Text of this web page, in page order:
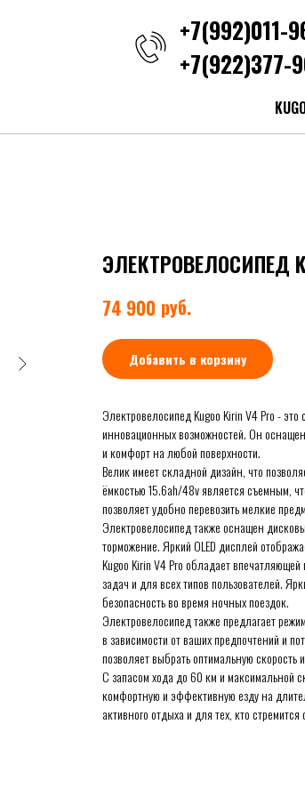
+7(992)011-
+7(922)377-
ЭЛЕКТРОВЕЛОСИПЕД
74 900 руб.
Добавить в корзину
Электровелосипед Kugoo Kirin V4 Pro -
инновационных возможностей. Он
и комфорт на любой поверхности.
Велик имеет складной дизайн, что
ёмкостью 15.6ah/48v является съемным,
позволяет удобно перевозить мелкие
Электровелосипед также оснащен
торможение. Яркий OLED дисплей
Kugoo Kirin V4 Pro обладает
задач и для всех типов пользователей.
безопасность во время ночных поездок.
Электровелосипед также предлагает
в зависимости от ваших предпочтений и
позволяет выбрать оптимальную скорость
С запасом хода до 60 км и максимальной
комфортную и эффективную езду на
активного отдыха и для тех, кто